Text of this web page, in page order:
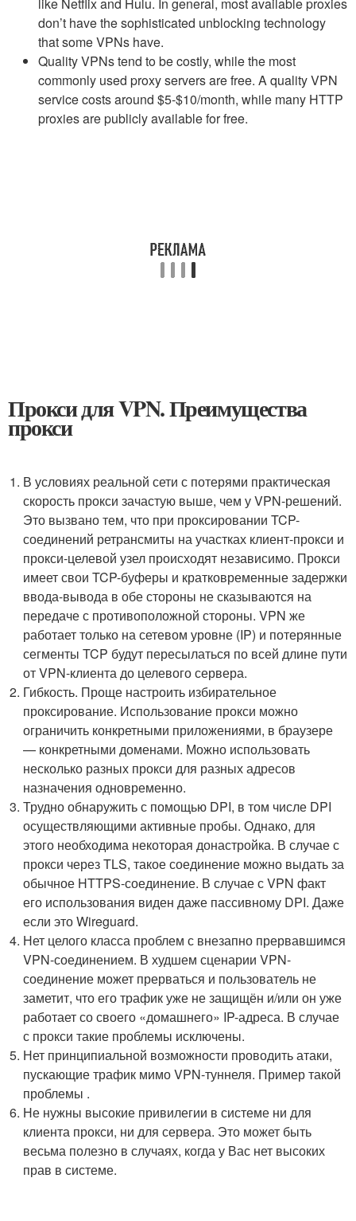
don’t have the sophisticated unblocking technology
that some VPNs have.
Quality VPNs tend to be costly, while the most
commonly used proxy servers are free. A quality VPN
service costs around $5-$10/month, while many HTTP
proxies are publicly available for free.
Прокси для VPN. Преимущества
прокси
В условиях реальной сети с потерями практическая
скорость прокси зачастую выше, чем у VPN-решений.
Это вызвано тем, что при проксировании TCP-
соединений ретрансмиты на участках клиент-прокси и
прокси-целевой узел происходят независимо. Прокси
имеет свои TCP-буферы и кратковременные задержки
ввода-вывода в обе стороны не сказываются на
передаче с противоположной стороны. VPN же
работает только на сетевом уровне (IP) и потерянные
сегменты TCP будут пересылаться по всей длине пути
от VPN-клиента до целевого сервера.
Гибкость. Проще настроить избирательное
проксирование. Использование прокси можно
ограничить конкретными приложениями, в браузере
— конкретными доменами. Можно использовать
несколько разных прокси для разных адресов
назначения одновременно.
Трудно обнаружить с помощью DPI, в том числе DPI
осуществляющими активные пробы. Однако, для
этого необходима некоторая донастройка. В случае с
прокси через TLS, такое соединение можно выдать за
обычное HTTPS-соединение. В случае с VPN факт
его использования виден даже пассивному DPI. Даже
если это Wireguard.
Нет целого класса проблем с внезапно прервавшимся
VPN-соединением. В худшем сценарии VPN-
соединение может прерваться и пользователь не
заметит, что его трафик уже не защищён и/или он уже
работает со своего «домашнего» IP-адреса. В случае
с прокси такие проблемы исключены.
Нет принципиальной возможности проводить атаки,
пускающие трафик мимо VPN-туннеля. Пример такой
проблемы .
Не нужны высокие привилегии в системе ни для
клиента прокси, ни для сервера. Это может быть
весьма полезно в случаях, когда у Вас нет высоких
прав в системе.